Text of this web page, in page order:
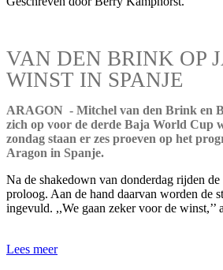
VAN DEN BRINK OP
WINST IN SPANJE
ARAGON - Mitchel van den Brink en
zich op voor de derde Baja World Cup
zondag staan er zes proeven op het
Aragon in Spanje.
Na de shakedown van donderdag rijden de
proloog. Aan de hand daarvan worden de
ingevuld. ,,We gaan zeker voor de winst,’’
Lees meer